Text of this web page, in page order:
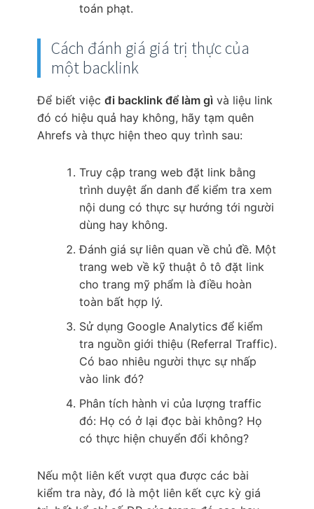
toán phạt.
Cách đánh giá giá trị thực của
một backlink
Để biết việc đi backlink để làm gì và liệu link
đó có hiệu quả hay không, hãy tạm quên
Ahrefs và thực hiện theo quy trình sau:
Truy cập trang web đặt link bằng
trình duyệt ẩn danh để kiểm tra xem
nội dung có thực sự hướng tới người
dùng hay không.
Đánh giá sự liên quan về chủ đề. Một
trang web về kỹ thuật ô tô đặt link
cho trang mỹ phẩm là điều hoàn
toàn bất hợp lý.
Sử dụng Google Analytics để kiểm
tra nguồn giới thiệu (Referral Traffic).
Có bao nhiêu người thực sự nhấp
vào link đó?
Phân tích hành vi của lượng traffic
đó: Họ có ở lại đọc bài không? Họ
có thực hiện chuyển đổi không?
Nếu một liên kết vượt qua được các bài
kiểm tra này, đó là một liên kết cực kỳ giá